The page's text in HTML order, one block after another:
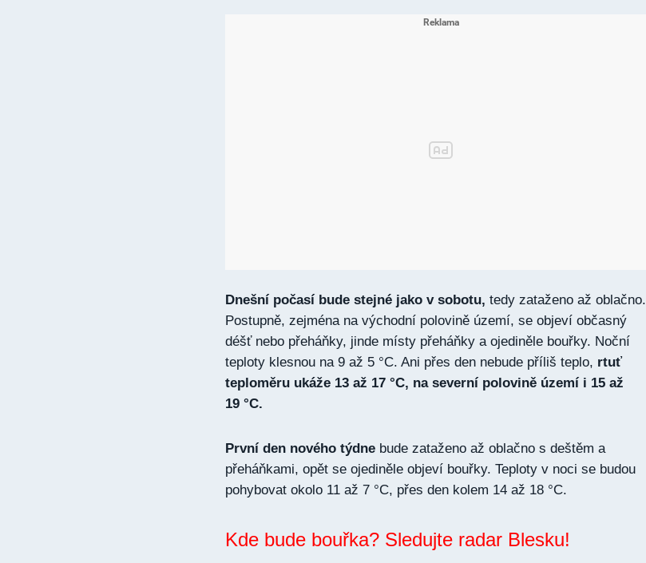
Dnešní počasí bude stejné jako v sobotu, tedy zataženo až oblačno.
Postupně, zejména na východní polovině území, se objeví občasný
déšť nebo přeháňky, jinde místy přeháňky a ojediněle bouřky. Noční
teploty klesnou na 9 až 5 °C. Ani přes den nebude příliš teplo, rtuť
teploměru ukáže 13 až 17 °C, na severní polovině území i 15 až
19 °C.
První den nového týdne bude zataženo až oblačno s deštěm a
přeháňkami, opět se ojediněle objeví bouřky. Teploty v noci se budou
pohybovat okolo 11 až 7 °C, přes den kolem 14 až 18 °C.
Kde bude bouřka? Sledujte radar Blesku!